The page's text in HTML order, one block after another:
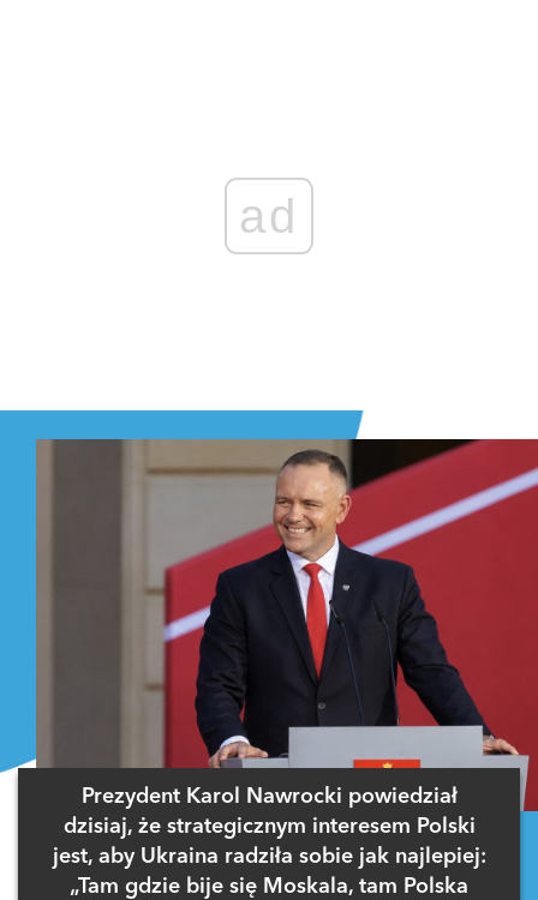
ad
Prezydent Karol Nawrocki powiedział
dzisiaj, że strategicznym interesem Polski
jest, aby Ukraina radziła sobie jak najlepiej:
„Tam gdzie bije się Moskala, tam Polska